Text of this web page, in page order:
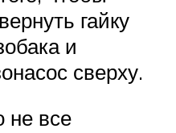
гайку
и
сверху.
не все